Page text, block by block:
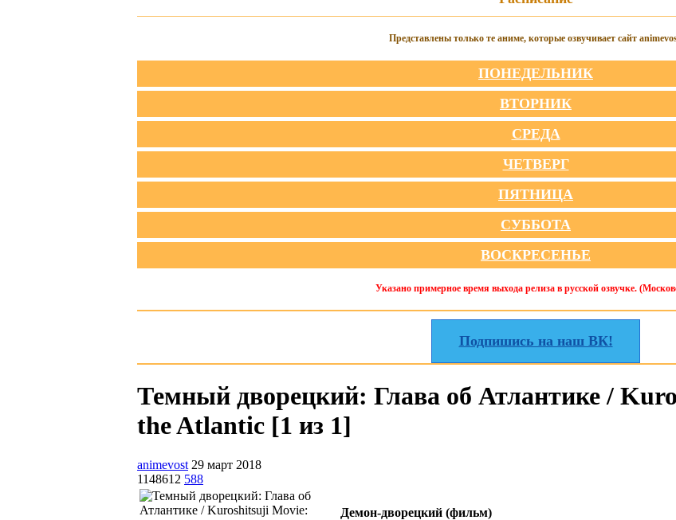
Представлены только те аниме, которые озвучивает сайт
ПОНЕДЕЛЬНИК
ВТОРНИК
СРЕДА
ЧЕТВЕРГ
ПЯТНИЦА
СУББОТА
ВОСКРЕСЕНЬЕ
Указано примерное время выхода релиза в русской озвучке.
Подпишись на наш ВК!
Темный дворецкий: Глава об Атлантике /
the Atlantic [1 из 1]
animevost 29 март 2018
1148612 588
Демон-дворецкий (фильм)